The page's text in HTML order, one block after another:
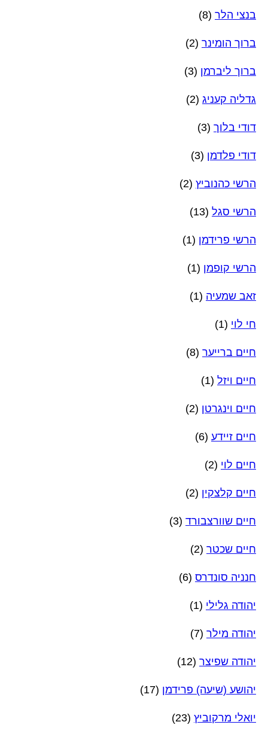
בנצי הלר (8)
ברוך הומינר (2)
ברוך ליברמן (3)
גדליה קעניג (2)
דודי בלוך (3)
דודי פלדמן (3)
הרשי כהנוביץ (2)
הרשי סגל (13)
הרשי פרידמן (1)
הרשי קופמן (1)
זאב שמעיה (1)
חי לוי (1)
חיים ברייער (8)
חיים ויזל (1)
חיים וינגרטן (2)
חיים זיידע (6)
חיים לוי (2)
חיים קלצקין (2)
חיים שוורצבורד (3)
חיים שכטר (2)
חנניה סונדרס (6)
יהודה גלילי (1)
יהודה מילר (7)
יהודה שפיצר (12)
יהושע (שיעה) פרידמן (17)
יואלי מרקוביץ (23)